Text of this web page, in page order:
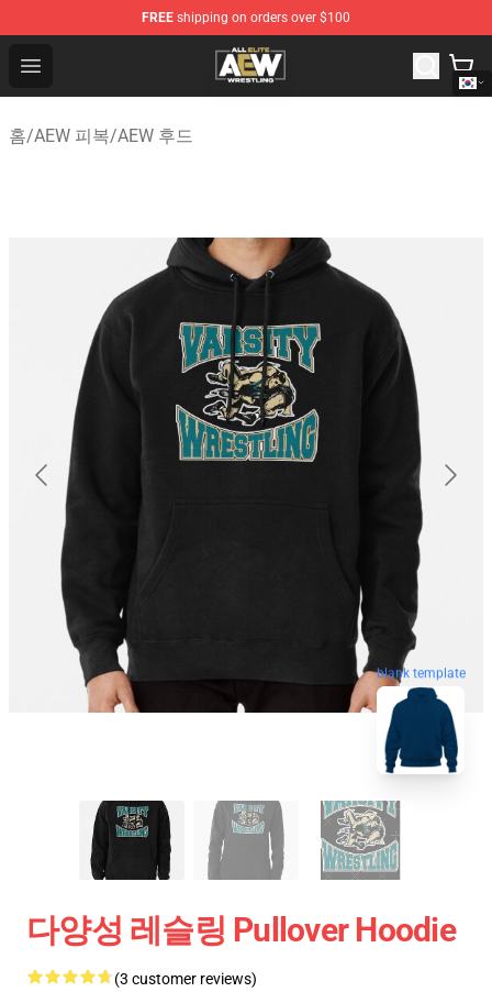
FREE shipping on orders over $100
Open menu
Aew Shop ⚡️ Official Aew Merchandise Store
홈/AEW 피복/AEW 후드
blank template
다양성 레슬링 Pullover Hoodie
(3 customer reviews)